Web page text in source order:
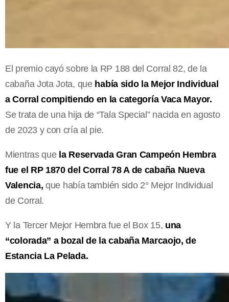
El premio cayó sobre la RP 188 del Corral 82, de la
cabaña Jota Jota, que había sido la Mejor Individual
a Corral compitiendo en la categoría Vaca Mayor.
Se trata de una hija de “Tala Special” nacida en agosto
de 2023 y con cría al pie.
Mientras que la Reservada Gran Campeón Hembra
fue el RP 1870 del Corral 78 A de cabaña Nueva
Valencia, que había también sido 2° Mejor Individual
de Corral.
Y la Tercer Mejor Hembra fue el Box 15, una
“colorada” a bozal de la cabaña Marcaojo, de
Estancia La Pelada.